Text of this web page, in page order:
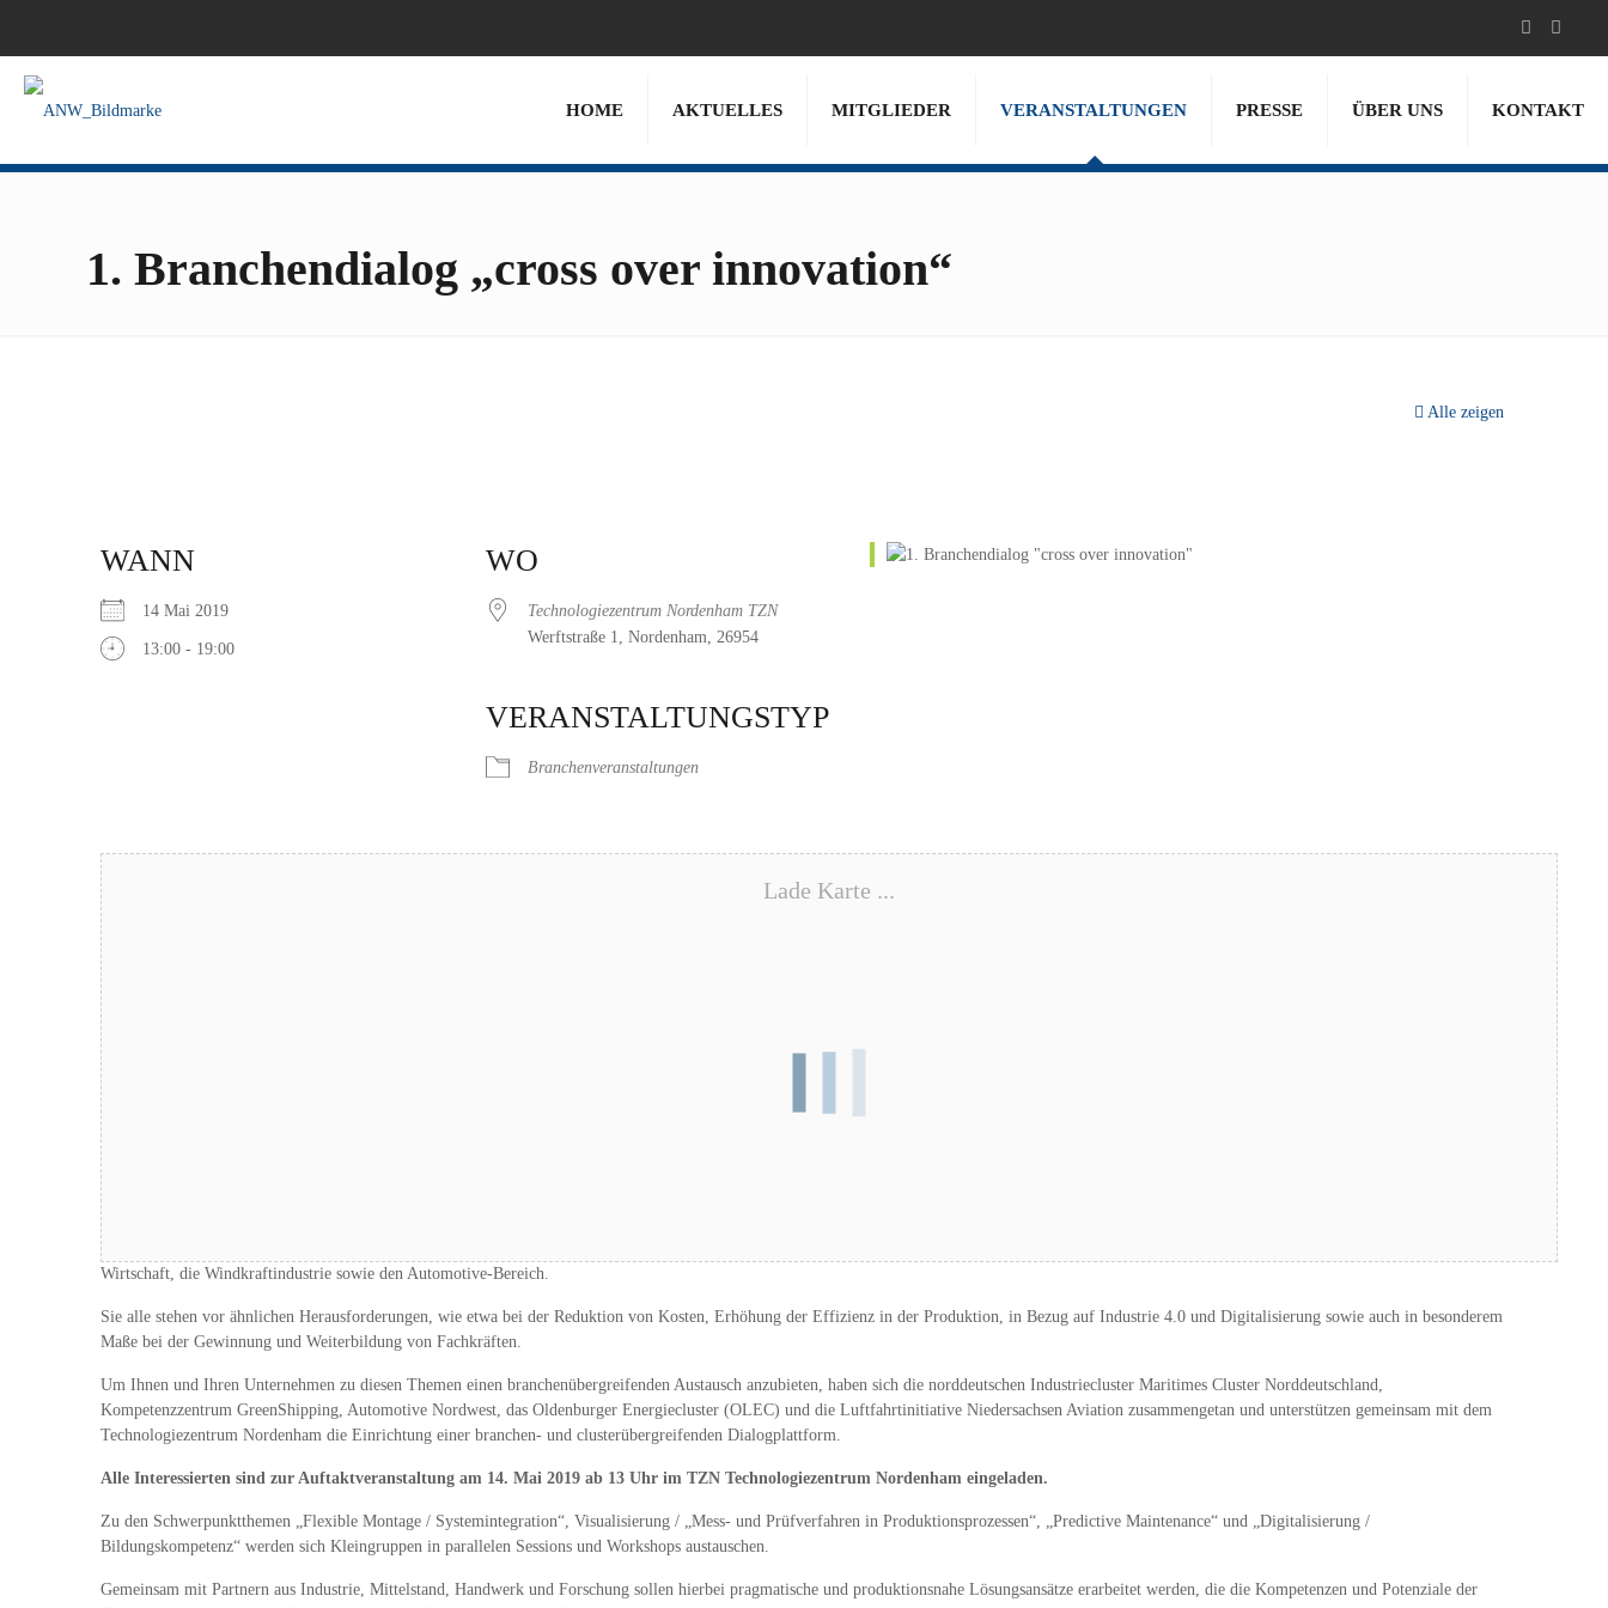
HOME AKTUELLES MITGLIEDER VERANSTALTUNGEN PRESSE ÜBER UNS KONTAKT
1. Branchendialog „cross over innovation“
Alle zeigen
WANN
14 Mai 2019
13:00 - 19:00
WO
Technologiezentrum Nordenham TZN
Werftstraße 1, Nordenham, 26954
VERANSTALTUNGSTYP
Branchenveranstaltungen
Lade Karte ...
Flexible und effiziente Produktion von Großstrukturen in Leichtbauweise ist ein Thema, das verschiedene Branchen gleichermaßen betrifft. Dazu gehören zum Beispiel die Luftfahrtindustrie, die Maritime
Wirtschaft, die Windkraftindustrie sowie den Automotive-Bereich.
Sie alle stehen vor ähnlichen Herausforderungen, wie etwa bei der Reduktion von Kosten, Erhöhung der Effizienz in der Produktion, in Bezug auf Industrie 4.0 und Digitalisierung sowie auch in besonderem
Maße bei der Gewinnung und Weiterbildung von Fachkräften.
Um Ihnen und Ihren Unternehmen zu diesen Themen einen branchenübergreifenden Austausch anzubieten, haben sich die norddeutschen Industriecluster Maritimes Cluster Norddeutschland,
Kompetenzzentrum GreenShipping, Automotive Nordwest, das Oldenburger Energiecluster (OLEC) und die Luftfahrtinitiative Niedersachsen Aviation zusammengetan und unterstützen gemeinsam mit dem
Technologiezentrum Nordenham die Einrichtung einer branchen- und clusterübergreifenden Dialogplattform.
Alle Interessierten sind zur Auftaktveranstaltung am 14. Mai 2019 ab 13 Uhr im TZN Technologiezentrum Nordenham eingeladen.
Zu den Schwerpunktthemen „Flexible Montage / Systemintegration“, Visualisierung / „Mess- und Prüfverfahren in Produktionsprozessen“, „Predictive Maintenance“ und „Digitalisierung /
Bildungskompetenz“ werden sich Kleingruppen in parallelen Sessions und Workshops austauschen.
Gemeinsam mit Partnern aus Industrie, Mittelstand, Handwerk und Forschung sollen hierbei pragmatische und produktionsnahe Lösungsansätze erarbeitet werden, die die Kompetenzen und Potenziale der